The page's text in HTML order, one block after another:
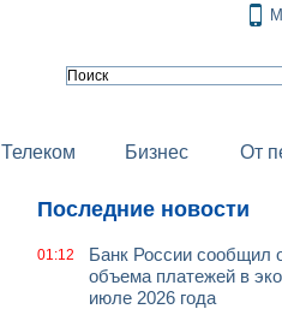
Телеком Бизнес От
Последние новости
01:12
Банк России сообщил
объема платежей в
июле 2026 года